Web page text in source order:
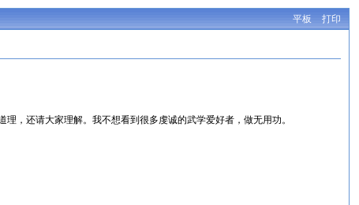
平板 打印
，还请大家理解。我不想看到很多虔诚的武学爱好者，做无用功。